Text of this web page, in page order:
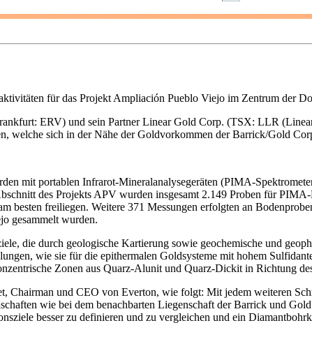
für das Projekt Ampliación Pueblo Viejo im Zentrum der
ERV) und sein Partner Linear Gold Corp. (TSX: LLR
welche sich in der Nähe der Goldvorkommen der Barrick/Gold
mit portablen Infrarot-Mineralanalysegeräten (PIMA-
des Projekts APV wurden insgesamt 2.149 Proben für
besten freiliegen. Weitere 371 Messungen erfolgten an
gesammelt wurden.
die durch geologische Kartierung sowie geochemische und
wie sie für die epithermalen Goldsysteme mit hohem
Zonen aus Quarz-Alunit und Quarz-Dickit in Richtung
Chairman und CEO von Everton, wie folgt: Mit jedem weiteren
wie bei dem benachbarten Liegenschaft der Barrick und
besser zu definieren und zu vergleichen und ein